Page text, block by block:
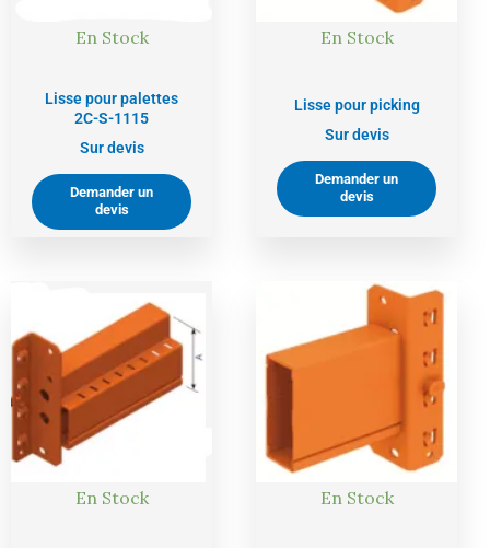
En Stock
Lisse pour palettes
2C-S-1115
Sur devis
Demander un
devis
En Stock
Lisse pour picking
Sur devis
Demander un
devis
En Stock En Stock